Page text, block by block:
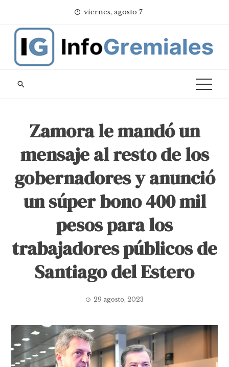
content
viernes, agosto 7
Zamora le mandó un
mensaje al resto de los
gobernadores y anunció
un súper bono 400 mil
pesos para los
trabajadores públicos de
Santiago del Estero
29 agosto, 2023